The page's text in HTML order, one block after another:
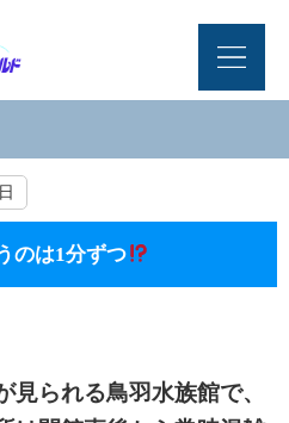
のは1分ずつ
見られる鳥羽水族館で、